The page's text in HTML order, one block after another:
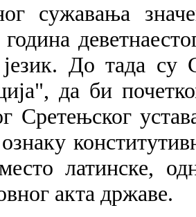
сужавања
година
До тада су
да би
Сретењског
латинске,
акта државе.